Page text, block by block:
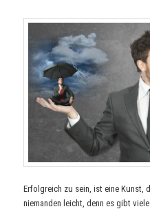
Erfolgreich zu sein, ist eine Kunst,
niemanden leicht, denn es gibt